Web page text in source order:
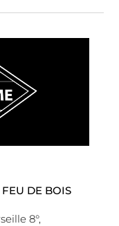
DE BOIS
8°,